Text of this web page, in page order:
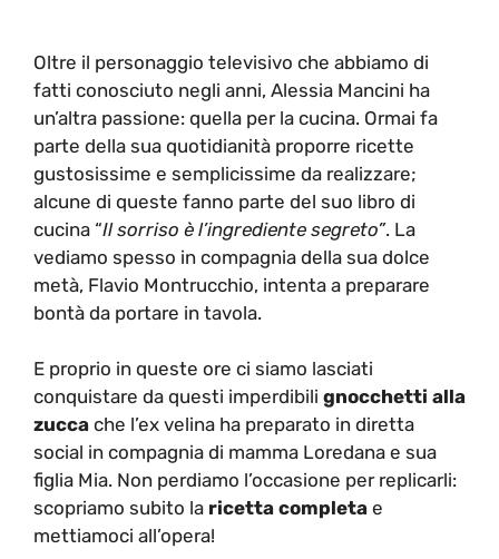
Oltre il personaggio televisivo che abbiamo di
fatti conosciuto negli anni, Alessia Mancini ha
un’altra passione: quella per la cucina. Ormai fa
parte della sua quotidianità proporre ricette
gustosissime e semplicissime da realizzare;
alcune di queste fanno parte del suo libro di
cucina “Il sorriso è l’ingrediente segreto”. La
vediamo spesso in compagnia della sua dolce
metà, Flavio Montrucchio, intenta a preparare
bontà da portare in tavola.
E proprio in queste ore ci siamo lasciati
conquistare da questi imperdibili gnocchetti alla
zucca che l’ex velina ha preparato in diretta
social in compagnia di mamma Loredana e sua
figlia Mia. Non perdiamo l’occasione per replicarli:
scopriamo subito la ricetta completa e
mettiamoci all’opera!